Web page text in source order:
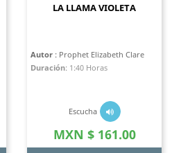
LA LLAMA VIOLETA
Autor : Prophet Elizabeth Clare
Duración: 1:40 Horas
Escucha
Precio
MXN $ 161.00